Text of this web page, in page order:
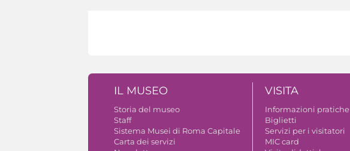
IL MUSEO
Storia del museo
Staff
Sistema Musei di Roma Capitale
Carta dei servizi
VISITA
Informazioni pratiche
Biglietti
Servizi per i visitatori
MIC card